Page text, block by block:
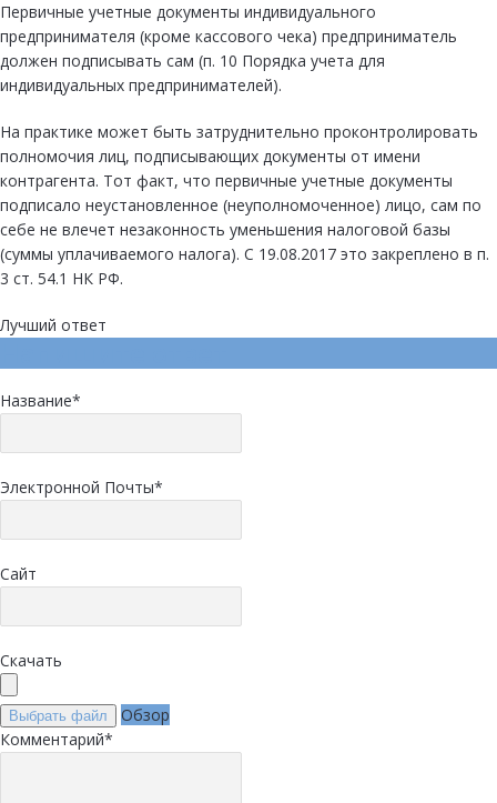
Первичные учетные документы индивидуального
предпринимателя (кроме кассового чека) предприниматель
должен подписывать сам (п. 10 Порядка учета для
индивидуальных предпринимателей).
На практике может быть затруднительно проконтролировать
полномочия лиц, подписывающих документы от имени
контрагента. Тот факт, что первичные учетные документы
подписало неустановленное (неуполномоченное) лицо, сам по
себе не влечет незаконность уменьшения налоговой базы
(суммы уплачиваемого налога). С 19.08.2017 это закреплено в п.
3 ст. 54.1 НК РФ.
Лучший ответ
Название*
Электронной Почты*
Сайт
Скачать
Выбрать файл
Обзор
Комментарий*